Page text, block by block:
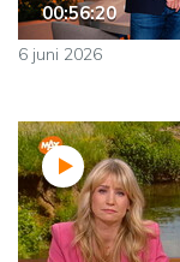
00:56:20
6 juni 2026